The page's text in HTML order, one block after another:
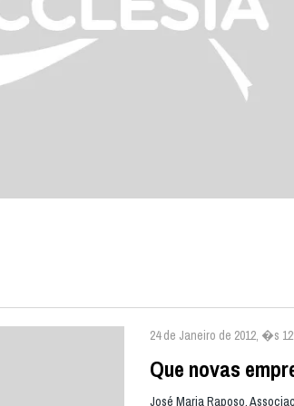
24 de Janeiro de 2012, �s
Que novas
José Maria Raposo,